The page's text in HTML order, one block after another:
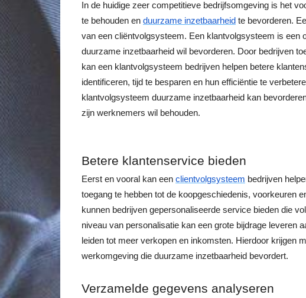
In de huidige zeer competitieve bedrijfsomgeving is het
te behouden en duurzame inzetbaarheid te bevorderen.
van een cliëntvolgsysteem. Een klantvolgsysteem is een
duurzame inzetbaarheid wil bevorderen. Door bedrijven
kan een klantvolgsysteem bedrijven helpen betere
identificeren, tijd te besparen en hun efficiëntie te
klantvolgsysteem duurzame inzetbaarheid kan
zijn werknemers wil behouden.
Betere klantenservice bieden
Eerst en vooral kan een clientvolgsysteem bedrijven
toegang te hebben tot de koopgeschiedenis, voorkeuren
kunnen bedrijven gepersonaliseerde service bieden die
niveau van personalisatie kan een grote bijdrage leveren
leiden tot meer verkopen en inkomsten. Hierdoor krijgen
werkomgeving die duurzame inzetbaarheid bevordert.
Verzamelde gegevens analyseren